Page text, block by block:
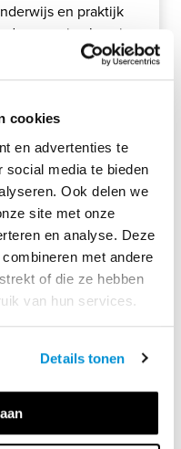
cookies
en advertenties te
social media te bieden
Ook delen we
site met onze
en analyse. Deze
met andere
of die ze hebben
van hun services.
Details tonen
en praktijk
deze pagina lees je
actueel,
mbo.